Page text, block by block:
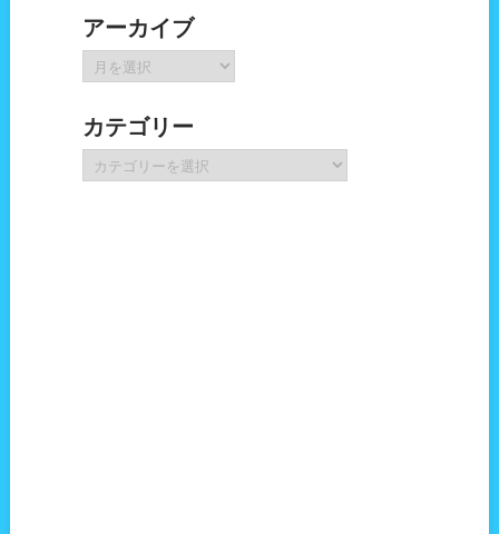
アーカイブ
ー
イ
ブ
カテゴリー
テ